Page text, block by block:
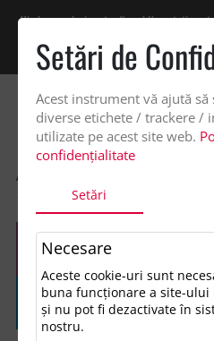
Vindem exclusiv catre firme! Ne puteti
discount suplimentar de
ACASA
Setări de
Acest instrument vă ajută să
diverse etichete / trackere /
utilizate pe acest site web.
confidențialitate
Setări
Necesare
Aceste cookie-uri sunt
buna funcționare a site-ului
și nu pot fi dezactivate în
nostru.